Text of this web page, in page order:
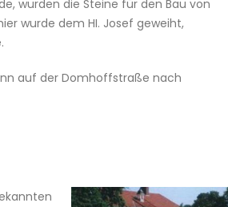
wurden die Steine für den Bau von
wurde dem HI. Josef geweiht,
auf der Domhoffstraße nach